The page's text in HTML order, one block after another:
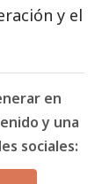
y el
en
y una
sociales: